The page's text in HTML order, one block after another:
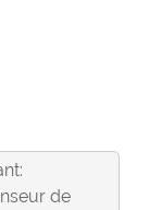
de